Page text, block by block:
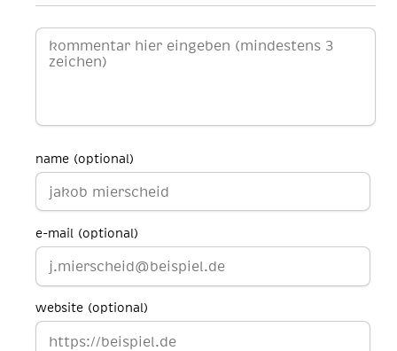
name (optional)
e-mail (optional)
website (optional)